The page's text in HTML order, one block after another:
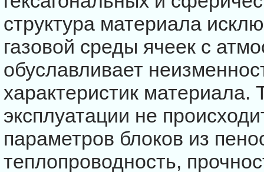
структура материала
газовой среды ячеек с
обуславливает
характеристик материала.
эксплуатации не
параметров блоков из
теплопроводность,